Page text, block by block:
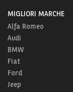
MIGLIORI MARCHE
Alfa Romeo
Audi
BMW
Fiat
Ford
Jeep